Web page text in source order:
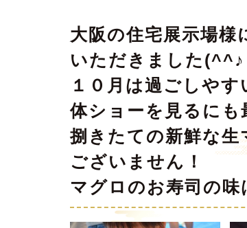
大阪の住宅展示場様
いただきました(^^♪
１０月は過ごしや
体ショーを見るにも
捌きたての新鮮な生
ございません！
マグロのお寿司の